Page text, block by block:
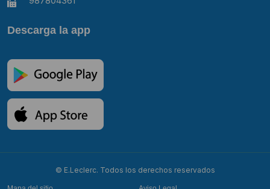
Descarga la app
© E.Leclerc. Todos los derechos reservados